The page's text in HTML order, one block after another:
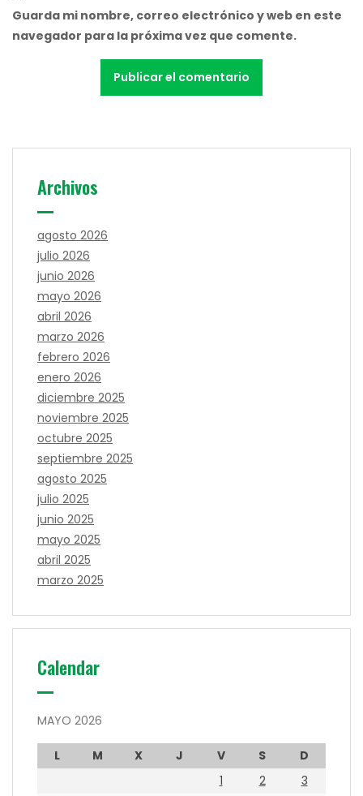
Guarda mi nombre, correo electrónico y web en este
navegador para la próxima vez que comente.
Archivos
agosto 2026
julio 2026
junio 2026
mayo 2026
abril 2026
marzo 2026
febrero 2026
enero 2026
diciembre 2025
noviembre 2025
octubre 2025
septiembre 2025
agosto 2025
julio 2025
junio 2025
mayo 2025
abril 2025
marzo 2025
Calendar
MAYO 2026
L M X J V S
D
1
2
3